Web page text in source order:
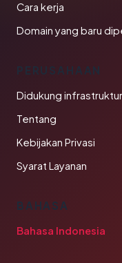
Cara kerja
Domain yang baru
PERUSAHAAN
Didukung
Tentang
Kebijakan Privasi
Syarat Layanan
BAHASA
Bahasa Indonesia